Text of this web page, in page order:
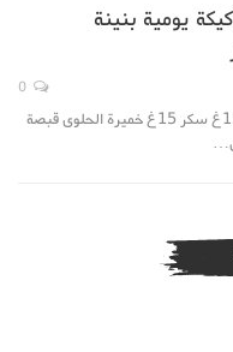
يومية بنينة
المقادير: 4 بيضات 150م زيت 150م حليب 150غ سكر 15غ خميرة الحلوى قبصة